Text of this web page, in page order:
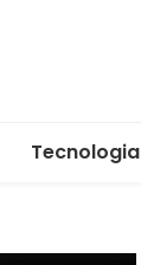
Tecnologia